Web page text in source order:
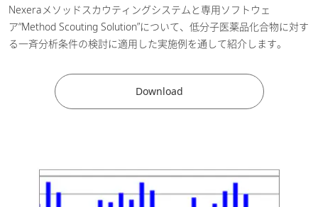
Nexeraメソッドスカウティングシステムと専用ソフトウェ
ア“Method Scouting Solution”について、低分子医薬品化合物に対す
る一斉分析条件の検討に適用した実施例を通して紹介します。
Download